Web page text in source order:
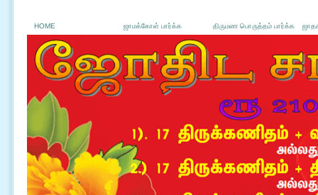
HOME ஜாமக்கோள் பார்க்க திருமண பொருத்தம் பார்க்க